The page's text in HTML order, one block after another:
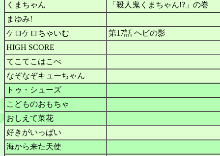
くまちゃん
「殺人鬼くまちゃん!?」の巻
まゆみ!
ケロケロちゃいむ
第17話 ヘビの影
HIGH SCORE
てこてこはこべ
なぞなぞキューちゃん
トゥ・シューズ
こどものおもちゃ
おしえて菜花
好きがいっぱい
海から来た天使